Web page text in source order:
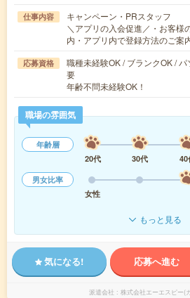
仕事内容
キャンペーン・PRスタッフ
＼アプリの入会促進／・お客様
内・アプリ内で登録方法のご
応募資格
職種未経験OK / ブランクOK /
要
年齢不問未経験OK！
職場の雰囲気
年齢層
20代
30代 40
男女比率
女性
もっと見る
気になる! 応募へ進む
派遣会社 株式会社エーエスピー(